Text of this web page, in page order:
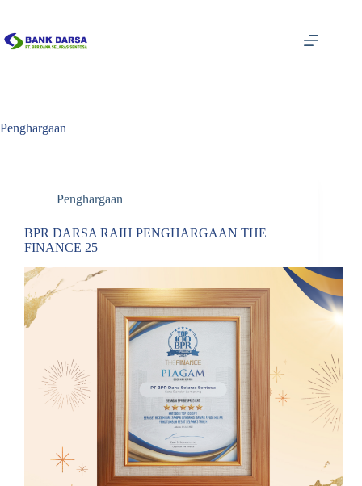
content
Penghargaan
Penghargaan
BPR DARSA RAIH PENGHARGAAN THE
FINANCE 25